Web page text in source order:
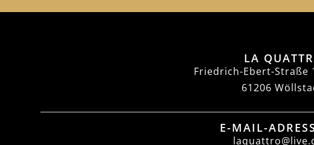
LA
Friedrich-Ebert-Straße
61206
E-MAIL-